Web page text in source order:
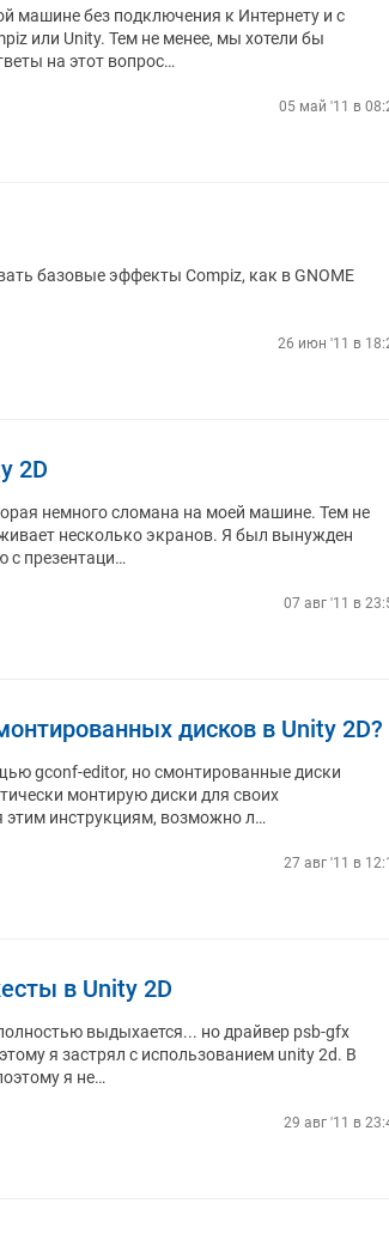
машине без подключения к Интернету и с
или Unity. Тем не менее, мы хотели бы
на этот вопрос…
05 май '11 в
базовые эффекты Compiz, как в GNOME
26 июн '11 в
2D
немного сломана на моей машине. Тем не
несколько экранов. Я был вынужден
с презентаци…
07 авг '11 в
дисков в Unity 2D?
gconf-editor, но смонтированные диски
монтирую диски для своих
этим инструкциям, возможно л…
27 авг '11 в
в Unity 2D
выдыхается... но драйвер psb-gfx
я застрял с использованием unity 2d. В
я не…
29 авг '11 в